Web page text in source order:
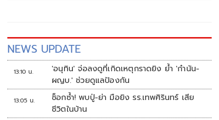
NEWS UPDATE
13:10 น.
'อนุทิน' จ่อลงดูที่เกิดเหตุกราดยิง ย้ำ 'กำนัน-
ผญบ.' ช่วยดูแลป้องกัน
13:05 น.
ช็อกซ้ำ! พบปู่-ย่า มือยิง รร.เทพศิรินทร์ เสีย
ชีวิตในบ้าน